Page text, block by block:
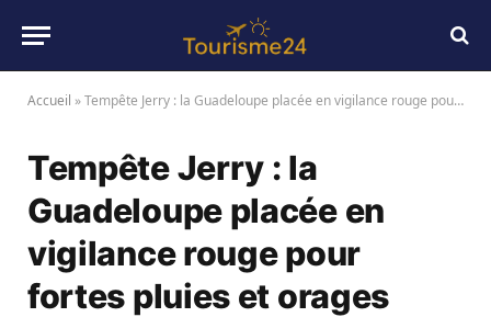
Accueil »Tempête Jerry : la Guadeloupe placée en vigilance rouge pour fortes pluies et orages
Tempête Jerry : la
Guadeloupe placée en
vigilance rouge pour
fortes pluies et orages